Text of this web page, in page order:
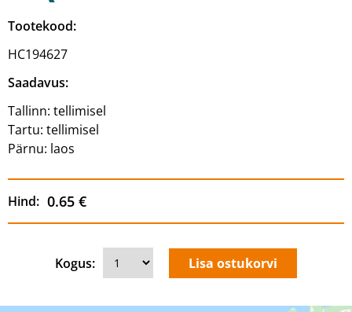
Tootekood:
HC194627
Saadavus:
Tallinn: tellimisel
Tartu: tellimisel
Pärnu: laos
Hind: 0.65 €
Kogus: